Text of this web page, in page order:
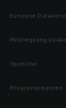
Europese
Meldregeling
OpenLine
Privacyvoorkeuren